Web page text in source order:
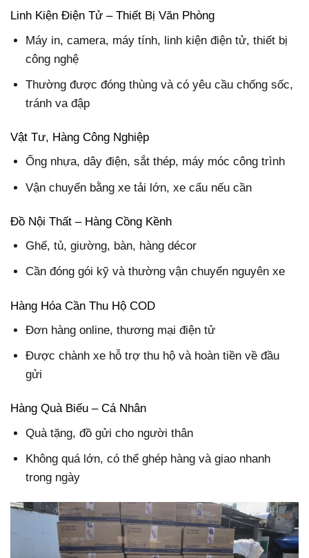
Linh Kiện Điện Tử – Thiết Bị Văn Phòng
Máy in, camera, máy tính, linh kiện điện tử, thiết bị
công nghệ
Thường được đóng thùng và có yêu cầu chống sốc,
tránh va đập
Vật Tư, Hàng Công Nghiệp
Ống nhựa, dây điện, sắt thép, máy móc công trình
Vận chuyển bằng xe tải lớn, xe cẩu nếu cần
Đồ Nội Thất – Hàng Cồng Kềnh
Ghế, tủ, giường, bàn, hàng décor
Cần đóng gói kỹ và thường vận chuyển nguyên xe
Hàng Hóa Cần Thu Hộ COD
Đơn hàng online, thương mại điện tử
Được chành xe hỗ trợ thu hộ và hoàn tiền về đầu
gửi
Hàng Quà Biếu – Cá Nhân
Quà tặng, đồ gửi cho người thân
Không quá lớn, có thể ghép hàng và giao nhanh
trong ngày